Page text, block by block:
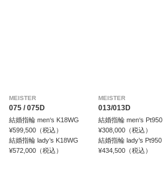
MEISTER
075 / 075D
結婚指輪 men‘s K18WG
¥599,500（税込）
結婚指輪 lady’s K18WG
¥572,000（税込）
MEISTER
013/013D
結婚指輪 men‘s Pt950
¥308,000（税込）
結婚指輪 lady’s Pt950
¥434,500（税込）